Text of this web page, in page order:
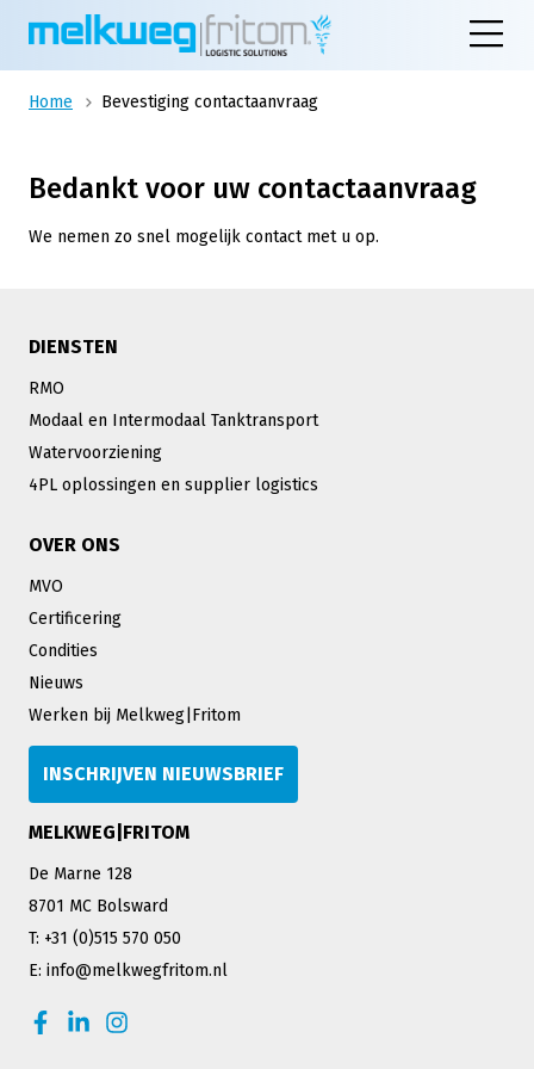
Home Bevestiging contactaanvraag
Bedankt voor uw contactaanvraag
We nemen zo snel mogelijk contact met u op.
DIENSTEN
RMO
Modaal en Intermodaal Tanktransport
Watervoorziening
4PL oplossingen en supplier logistics
OVER ONS
MVO
Certificering
Condities
Nieuws
Werken bij Melkweg|Fritom
INSCHRIJVEN NIEUWSBRIEF
MELKWEG|FRITOM
De Marne 128
8701 MC Bolsward
T: +31 (0)515 570 050
E: info@melkwegfritom.nl